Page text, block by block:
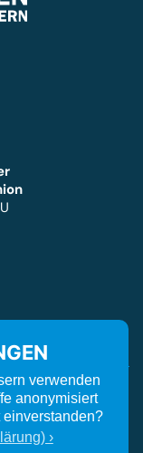
verwenden
anonymisiert
›
Impressum
Orgavision